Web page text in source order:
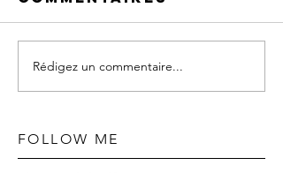
FOLLOW ME
Rédigez un commentaire...